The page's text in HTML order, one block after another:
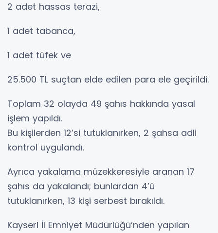
2 adet hassas terazi,
1 adet tabanca,
1 adet tüfek ve
25.500 TL suçtan elde edilen para ele geçirildi.
Toplam 32 olayda 49 şahıs hakkında yasal
işlem yapıldı.
Bu kişilerden 12’si tutuklanırken, 2 şahsa adli
kontrol uygulandı.
Ayrıca yakalama müzekkeresiyle aranan 17
şahıs da yakalandı; bunlardan 4’ü
tutuklanırken, 13 kişi serbest bırakıldı.
Kayseri İl Emniyet Müdürlüğü’nden yapılan